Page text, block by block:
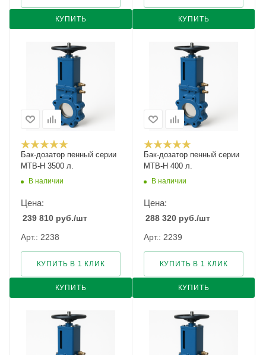
КУПИТЬ КУПИТЬ
Бак-дозатор пенный серии
MTB-H 3500 л.
В наличии
Цена:
239 810 руб./шт
Арт.: 2238
КУПИТЬ
КУПИТЬ В 1 КЛИК
Бак-дозатор пенный серии
MTB-H 400 л.
В наличии
Цена:
288 320 руб./шт
Арт.: 2239
КУПИТЬ
КУПИТЬ В 1 КЛИК